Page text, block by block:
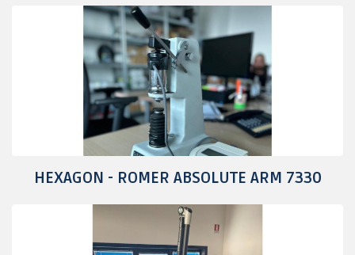
HEXAGON - ROMER ABSOLUTE ARM 7330